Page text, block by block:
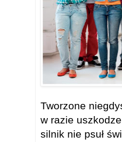
Tworzone
w razie
silnik nie psuł